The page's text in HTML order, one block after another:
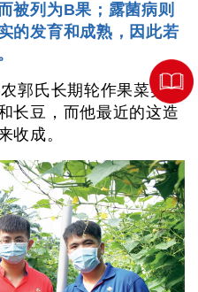
被列为B果；露菌病则
的发育和成熟，因此若
郭氏长期轮作果菜类蔬
长豆，而他最近的这造
收成。